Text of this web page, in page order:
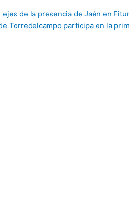
de la presencia de Jaén en
Torredelcampo participa en la